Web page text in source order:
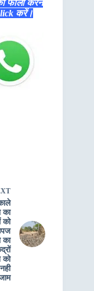
फॉलो करने
करें।
का
को
का
को